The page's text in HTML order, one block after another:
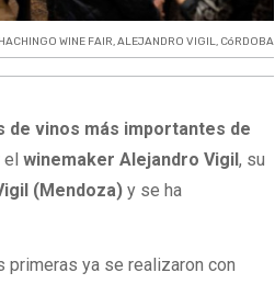
WINE FAIR,ALEJANDRO VIGIL, CóRDOBA
de vinos más importantes de
elwinemaker Alejandro Vigil, su
(Mendoza) y se ha
primeras ya se realizaron con